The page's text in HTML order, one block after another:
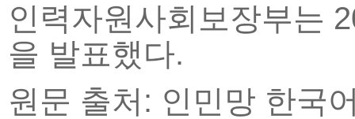
인력자원사회보장부는
을 발표했다.
원문 출처: 인민망 한국